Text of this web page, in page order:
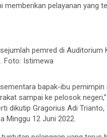
pelayanan yang
pemred di Auditorium
Foto: Istimewa
bapak-ibu
sampai ke pelosok
dikutip Gragorius Adi
Minggu 12 Juni 2022.